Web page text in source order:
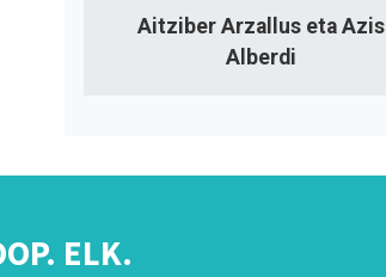
Aitziber Arzallus eta Azis
Alberdi
ELK.